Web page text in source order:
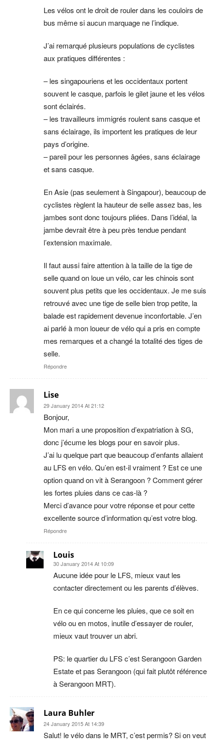
Les vélos ont le droit de rouler dans les couloirs de
bus même si aucun marquage ne l’indique.
J’ai remarqué plusieurs populations de cyclistes
aux pratiques différentes :
– les singapouriens et les occidentaux portent
souvent le casque, parfois le gilet jaune et les vélos
sont éclairés.
– les travailleurs immigrés roulent sans casque et
sans éclairage, ils importent les pratiques de leur
pays d’origine.
– pareil pour les personnes âgées, sans éclairage
et sans casque.
En Asie (pas seulement à Singapour), beaucoup de
cyclistes règlent la hauteur de selle assez bas, les
jambes sont donc toujours pliées. Dans l’idéal, la
jambe devrait être à peu près tendue pendant
l’extension maximale.
Il faut aussi faire attention à la taille de la tige de
selle quand on loue un vélo, car les chinois sont
souvent plus petits que les occidentaux. Je me suis
retrouvé avec une tige de selle bien trop petite, la
balade est rapidement devenue inconfortable. J’en
ai parlé à mon loueur de vélo qui a pris en compte
mes remarques et a changé la totalité des tiges de
selle.
Répondre
Lise
29 January 2014 At 21:12
Bonjour,
Mon mari a une proposition d’expatriation à SG,
donc j’écume les blogs pour en savoir plus.
J’ai lu quelque part que beaucoup d’enfants allaient
au LFS en vélo. Qu’en est-il vraiment ? Est ce une
option quand on vit à Serangoon ? Comment gérer
les fortes pluies dans ce cas-là ?
Merci d’avance pour votre réponse et pour cette
excellente source d’information qu’est votre blog.
Répondre
Louis
30 January 2014 At 10:09
Aucune idée pour le LFS, mieux vaut les
contacter directement ou les parents d’élèves.
En ce qui concerne les pluies, que ce soit en
vélo ou en motos, inutile d’essayer de rouler,
mieux vaut trouver un abri.
PS: le quartier du LFS c’est Serangoon Garden
Estate et pas Serangoon (qui fait plutôt référence
à Serangoon MRT).
Laura Buhler
24 January 2015 At 14:39
Salut! le vélo dans le MRT, c’est permis? Si on veut